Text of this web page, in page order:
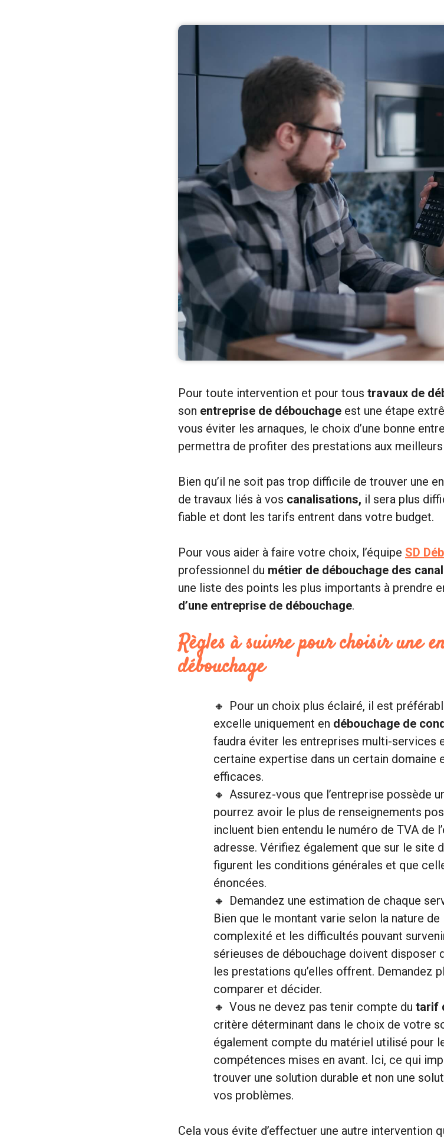
Pour toute intervention et pour tous travaux de
son entreprise de débouchage est une étape
vous éviter les arnaques, le choix d’une bonne
permettra de profiter des prestations aux
Bien qu’il ne soit pas trop difficile de trouver une
de travaux liés à vos canalisations, il sera plus
fiable et dont les tarifs entrent dans votre budget.
Pour vous aider à faire votre choix, l’équipe SD
professionnel du métier de débouchage des
une liste des points les plus importants à prendre
d’une entreprise de débouchage.
Règles à suivre pour choisir une
débouchage
Pour un choix plus éclairé, il est
excelle uniquement en débouchage de
faudra éviter les entreprises multi-services
certaine expertise dans un certain domaine
efficaces.
Assurez-vous que l’entreprise possède
pourrez avoir le plus de renseignements
incluent bien entendu le numéro de TVA de
adresse. Vérifiez également que sur le site
figurent les conditions générales et que
énoncées.
Demandez une estimation de chaque
Bien que le montant varie selon la nature
complexité et les difficultés pouvant
sérieuses de débouchage doivent disposer
les prestations qu’elles offrent. Demandez
comparer et décider.
Vous ne devez pas tenir compte du tarif
critère déterminant dans le choix de votre
également compte du matériel utilisé pour
compétences mises en avant. Ici, ce qui
trouver une solution durable et non une
vos problèmes.
Cela vous évite d’effectuer une autre intervention